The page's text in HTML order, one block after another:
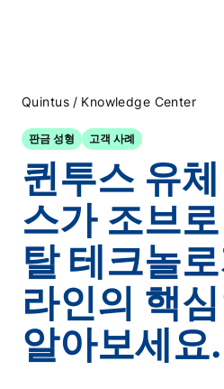
Quintus / Knowledge Center
판금 성형 고객 사례
퀸투스 유
스가 조브
탈 테크놀
라인의 핵
알아보세요.